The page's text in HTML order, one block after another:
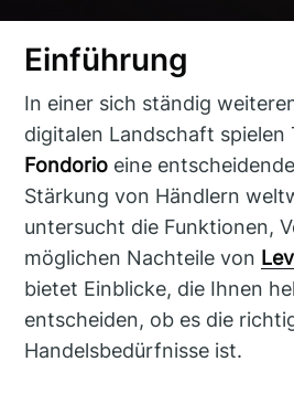
Einführung
In einer sich ständig
digitalen Landschaft spielen
Fondorio eine
Stärkung von Händlern
untersucht die Funktionen,
möglichen Nachteile von
bietet Einblicke, die Ihnen
entscheiden, ob es die
Handelsbedürfnisse ist.